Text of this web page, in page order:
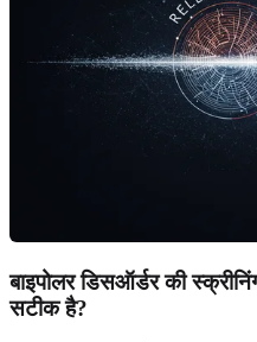
बाइपोलर डिसऑर्डर की
सटीक है?